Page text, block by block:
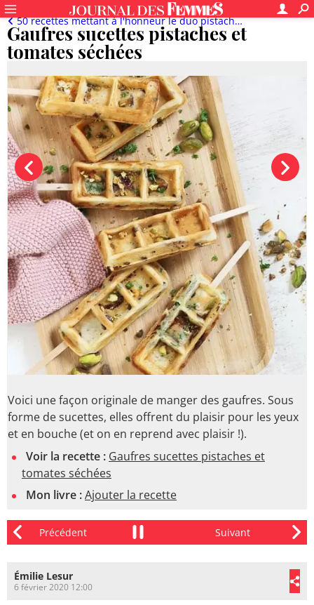
Gaufres sucettes pistaches et
tomates séchées
50 recettes mettant à l'honneur le duo pistaches cacahuètes
Voici une façon originale de manger des gaufres. Sous
forme de sucettes, elles offrent du plaisir pour les yeux
et en bouche (et on en reprend avec plaisir !).
Voir la recette : Gaufres sucettes pistaches et
tomates séchées
Mon livre :Ajouter la recette
Émilie Lesur
6 février 2020 12:00